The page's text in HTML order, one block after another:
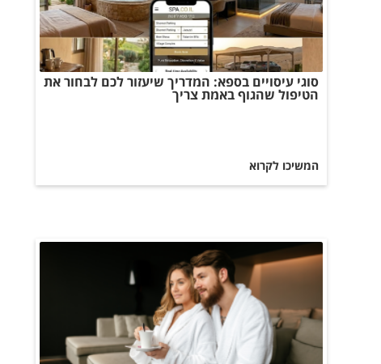
סוגי עיסויים בספא: המדריך שיעזור לכם לבחור את
הטיפול שהגוף באמת צריך
המשיכו לקרוא